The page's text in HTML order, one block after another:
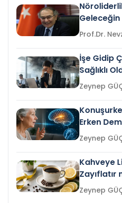
İşe Gidip
Sağlıklı
Gelir mi?
Erken
mi?
Kahveye
Zayıflatır